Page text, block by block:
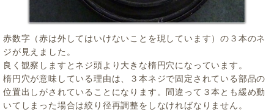
赤数字（赤は外してはいけないことを現しています）の３本のネ
ジが見えました。
良く観察しますとネジ頭より大きな楕円穴になっています。
楕円穴が意味している理由は、３本ネジで固定されている部品の
位置出しがされていることになります。間違って３本とも緩め動
いてしまった場合は絞り径再調整をしなければなりません。